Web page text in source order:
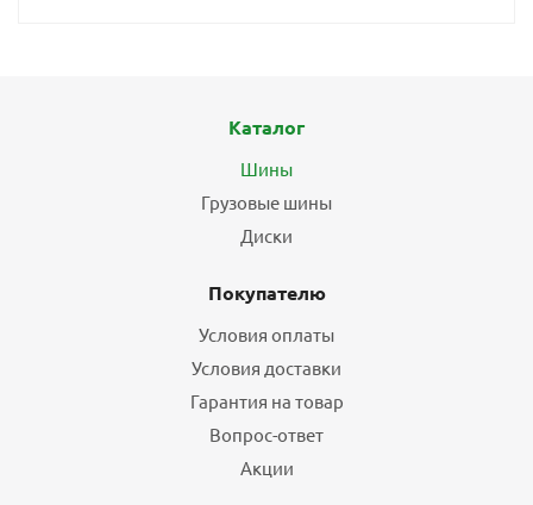
Каталог
Шины
Грузовые шины
Диски
Покупателю
Условия оплаты
Условия доставки
Гарантия на товар
Вопрос-ответ
Акции